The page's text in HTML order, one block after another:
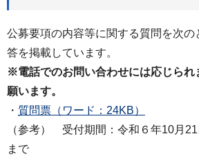
公募要項の内容等に関する質問を次の
答を掲載しています。
※電話でのお問い合わせには応じられ
願います。
・ 質問票（ワード：24KB）
（参考） 受付期間：令和６年10月
まで